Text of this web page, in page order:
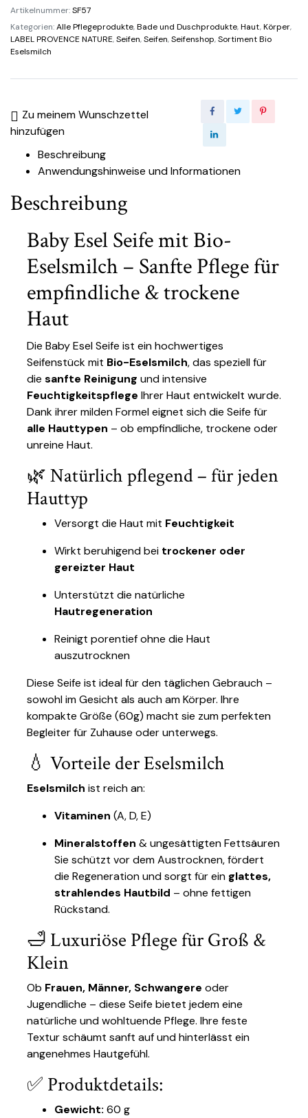
Artikelnummer:SF57
Kategorien:Alle Pflegeprodukte,Bade und Duschprodukte,Haut,Körper,
LABEL PROVENCE NATURE,Seifen,Seifen,Seifenshop,Sortiment Bio
Eselsmilch
Zu meinem Wunschzettel
hinzufügen
Beschreibung
Anwendungshinweise und Informationen
Beschreibung
Baby Esel Seife mit Bio-
Eselsmilch – Sanfte Pflege für
empfindliche & trockene
Haut
Die Baby Esel Seife ist ein hochwertiges
Seifenstück mit Bio-Eselsmilch, das speziell für
die sanfte Reinigung und intensive
Feuchtigkeitspflege Ihrer Haut entwickelt wurde.
Dank ihrer milden Formel eignet sich die Seife für
alle Hauttypen – ob empfindliche, trockene oder
unreine Haut.
🌿 Natürlich pflegend – für jeden
Hauttyp
Versorgt die Haut mit Feuchtigkeit
Wirkt beruhigend bei trockener oder
gereizter Haut
Unterstützt die natürliche
Hautregeneration
Reinigt porentief ohne die Haut
auszutrocknen
Diese Seife ist ideal für den täglichen Gebrauch –
sowohl im Gesicht als auch am Körper. Ihre
kompakte Größe (60g) macht sie zum perfekten
Begleiter für Zuhause oder unterwegs.
💧 Vorteile der Eselsmilch
Eselsmilch ist reich an:
Vitaminen (A, D, E)
Mineralstoffen & ungesättigten Fettsäuren
Sie schützt vor dem Austrocknen, fördert
die Regeneration und sorgt für ein glattes,
strahlendes Hautbild – ohne fettigen
Rückstand.
🛁 Luxuriöse Pflege für Groß &
Klein
Ob Frauen, Männer, Schwangere oder
Jugendliche – diese Seife bietet jedem eine
natürliche und wohltuende Pflege. Ihre feste
Textur schäumt sanft auf und hinterlässt ein
angenehmes Hautgefühl.
✅ Produktdetails:
Gewicht: 60 g